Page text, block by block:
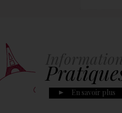
En savoir plus